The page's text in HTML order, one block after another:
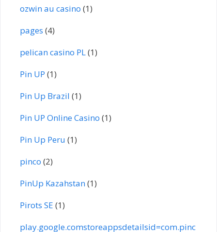
ozwin au casino (1)
pages (4)
pelican casino PL(1)
Pin UP (1)
Pin Up Brazil (1)
Pin UP Online Casino (1)
Pin Up Peru (1)
pinco (2)
PinUp Kazahstan(1)
Pirots SE (1)
play.google.comstoreappsdetailsid=com.pinc